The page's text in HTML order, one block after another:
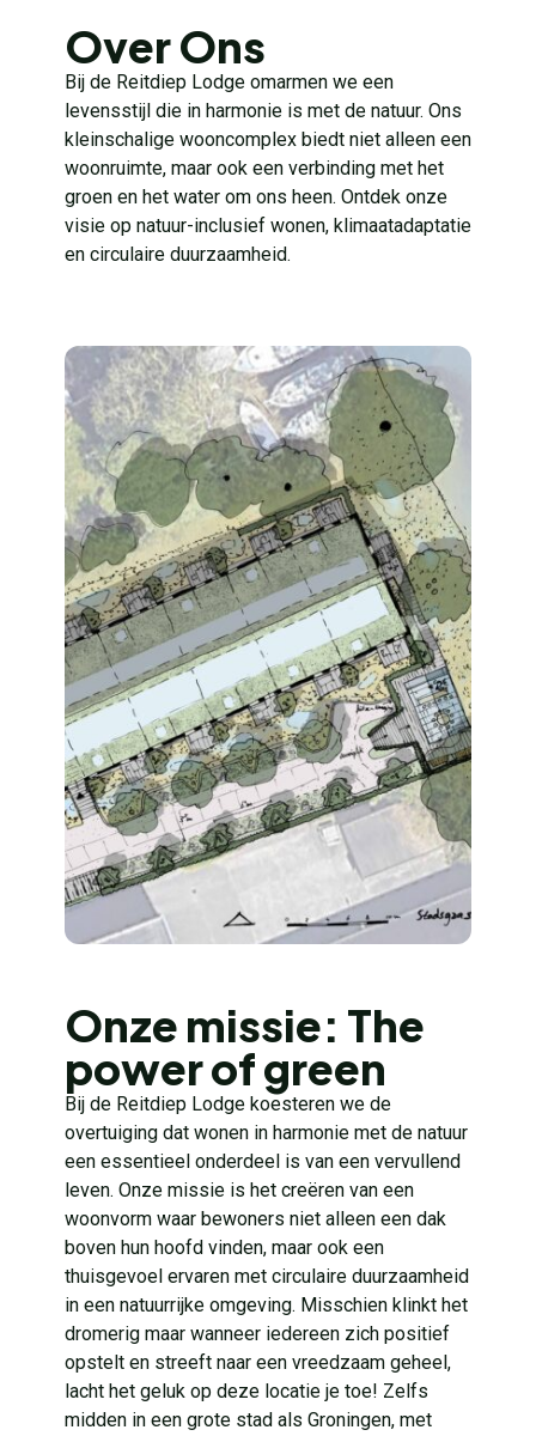
Over Ons
Bij de Reitdiep Lodge omarmen we een
levensstijl die in harmonie is met de natuur. Ons
kleinschalige wooncomplex biedt niet alleen een
woonruimte, maar ook een verbinding met het
groen en het water om ons heen. Ontdek onze
visie op natuur-inclusief wonen, klimaatadaptatie
en circulaire duurzaamheid.
Onze missie: The
power of green
Bij de Reitdiep Lodge koesteren we de
overtuiging dat wonen in harmonie met de natuur
een essentieel onderdeel is van een vervullend
leven. Onze missie is het creëren van een
woonvorm waar bewoners niet alleen een dak
boven hun hoofd vinden, maar ook een
thuisgevoel ervaren met circulaire duurzaamheid
in een natuurrijke omgeving. Misschien klinkt het
dromerig maar wanneer iedereen zich positief
opstelt en streeft naar een vreedzaam geheel,
lacht het geluk op deze locatie je toe! Zelfs
midden in een grote stad als Groningen, met